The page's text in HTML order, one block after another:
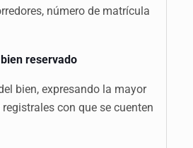
número de matrícula
reservado
bien, expresando la mayor
con que se cuenten